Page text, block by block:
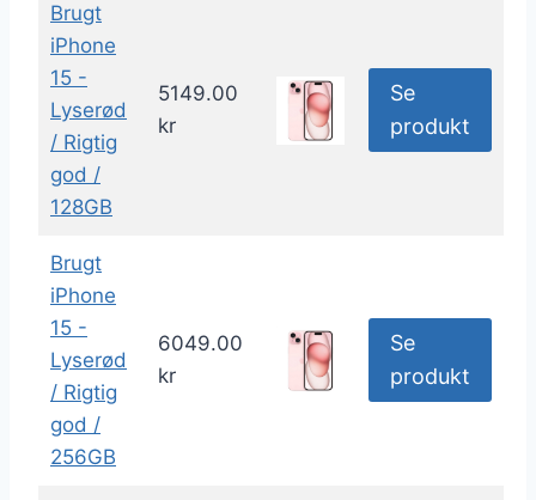
Brugt
iPhone
15 -
Lyserød
/ Rigtig
god /
128GB
5149.00
kr
Se
produkt
Brugt
iPhone
15 -
Lyserød
/ Rigtig
god /
256GB
6049.00
kr
Se
produkt